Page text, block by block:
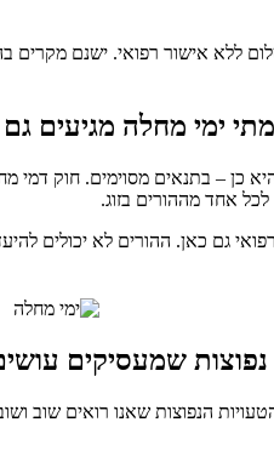
אישור רפואי. ישנם מקרים
מתי ימי מחלה מגיעים
כן – בתנאים מסוימים. חוק
גם כאן. ההורים לא יכולים
נפוצות שמעסיקים
הנפוצות שאנו רואים שוב